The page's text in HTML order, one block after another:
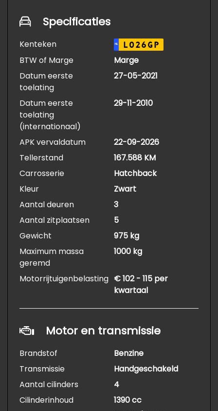
Specificaties
Kenteken NL L026GP
BTW of Marge
Marge
Datum eerste
toelating
27-05-2021
Datum eerste
toelating
(internationaal)
29-11-2010
APK vervaldatum
22-09-2026
Tellerstand
167.588 KM
Carrosserie
Hatchback
Kleur
Zwart
Aantal deuren
3
Aantal zitplaatsen
5
Gewicht
975 kg
Maximum massa
geremd
1000 kg
Motorrijtuigenbelasting € 102 - 115 per
kwartaal
Motor en transmissie
Brandstof
Benzine
Transmissie
Handgeschakeld
Aantal cilinders
4
Cilinderinhoud
1390 cc